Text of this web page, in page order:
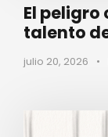
El
talento
julio 20, 2026 •